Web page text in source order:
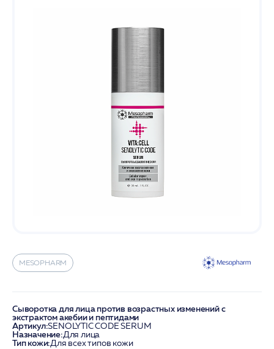
MESOPHARM
Сыворотка для лица против возрастных изменений с
экстрактом акебии и пептидами
Артикул:SENOLYTIC CODE SERUM
Назначение:Для лица
Тип кожи:Для всех типов кожи